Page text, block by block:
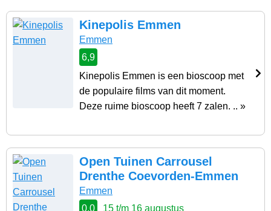
Kinepolis Emmen
Emmen
6,9
Kinepolis Emmen is een bioscoop met
de populaire films van dit moment.
Deze ruime bioscoop heeft 7 zalen. .. »
Open Tuinen Carrousel
Drenthe Coevorden-Emmen
Emmen
0,0
15 t/m 16 augustus